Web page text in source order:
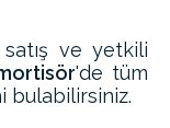
ve yetkili
'de tüm
bulabilirsiniz.